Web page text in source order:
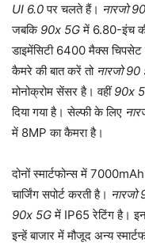
UI 6.0पर चलते हैं। नारजो
जबकि 90x 5Gमें 6.80-इंच
डाइमेंसिटी 6400 मैक्स
कैमरे की बात करें तो नारजो 90
मोनोक्रोम सेंसर है। वहीं90x
दिया गया है। सेल्फी के लिए
में 8MP का कैमरा है।
दोनों स्मार्टफोन्स में
चार्जिंग सपोर्ट करती है। नारजो
90x 5Gमें IP65 रेटिंग है। इन
इन्हें बाजार में मौजूद अन्य